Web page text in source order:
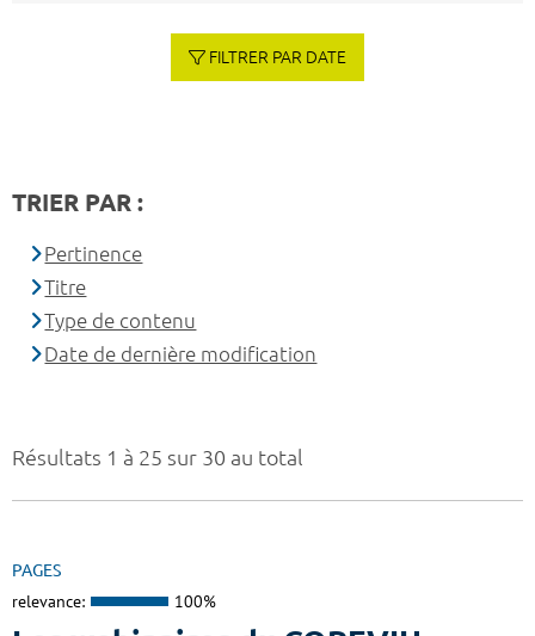
Résultats 1 à 25 sur 30 au total
PAGES
relevance: 100%
FILTRER PAR DATE
TRIER PAR :
Pertinence
Titre
Type de contenu
Date de dernière modification